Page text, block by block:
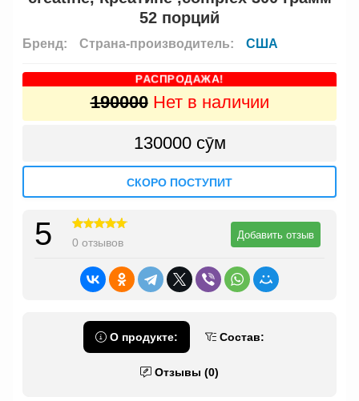
52 порций
Бренд: Страна-производитель: США
РАСПРОДАЖА!
190000 Нет в наличии
130000 сӯм
СКОРО ПОСТУПИТ
5 0 отзывов
Добавить отзыв
О продукте: Состав:
Отзывы (0)